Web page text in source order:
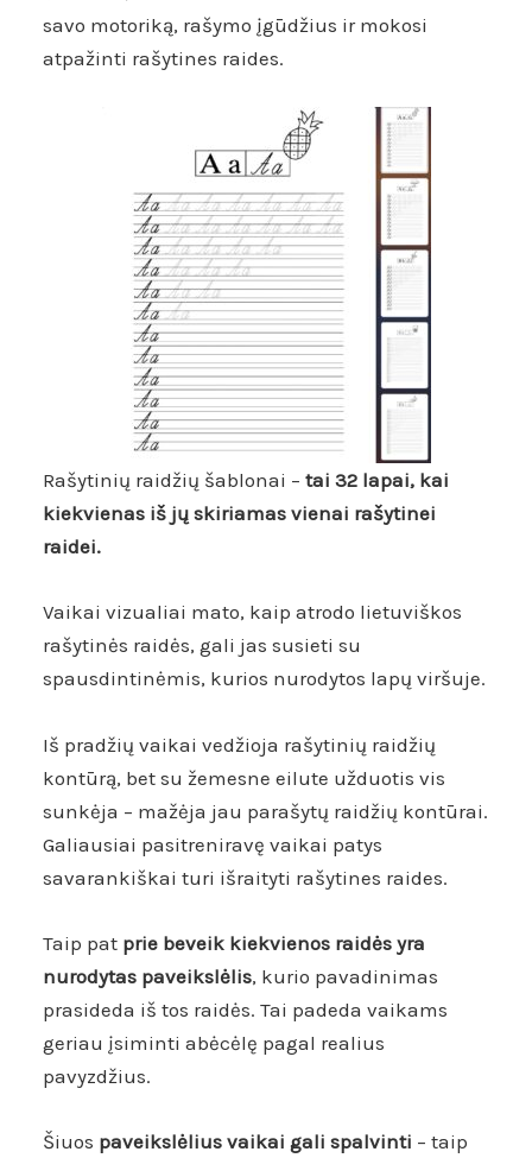
savo motoriką, rašymo įgūdžius ir mokosi
atpažinti rašytines raides.
Rašytinių raidžių šablonai –tai 32 lapai, kai
kiekvienas iš jų skiriamas vienai rašytinei
raidei.
Vaikai vizualiai mato, kaip atrodo lietuviškos
rašytinės raidės, gali jas susieti su
spausdintinėmis, kurios nurodytos lapų viršuje.
Iš pradžių vaikai vedžioja rašytinių raidžių
kontūrą, bet su žemesne eilute užduotis vis
sunkėja – mažėja jau parašytų raidžių kontūrai.
Galiausiai pasitreniravę vaikai patys
savarankiškai turi išraityti rašytines raides.
Taip pat prie beveik kiekvienos raidės yra
nurodytas paveikslėlis, kurio pavadinimas
prasideda iš tos raidės.Tai padeda vaikams
geriau įsiminti abėcėlę pagal realius
pavyzdžius.
Šiuos paveikslėlius vaikai gali spalvinti – taip